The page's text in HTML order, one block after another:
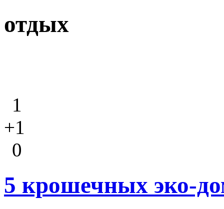
отдых
1
+1
0
5 крошечных эко-